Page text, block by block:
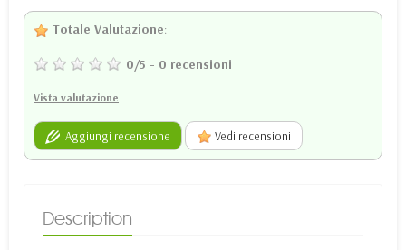
Totale Valutazione:
0/5 - 0 recensioni
Vista valutazione
Aggiungi recensione Vedi recensioni
Description